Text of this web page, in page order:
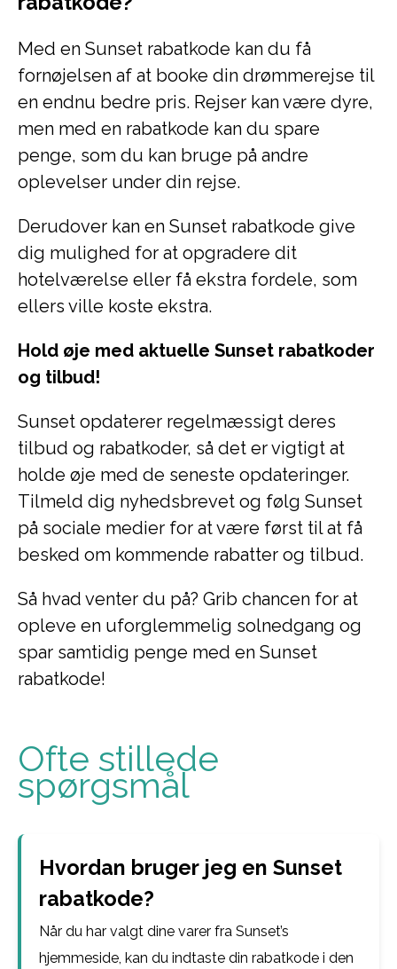
Med en Sunset rabatkode kan du få
fornøjelsen af at booke din drømmerejse til
en endnu bedre pris. Rejser kan være dyre,
men med en rabatkode kan du spare
penge, som du kan bruge på andre
oplevelser under din rejse.
Derudover kan en Sunset rabatkode give
dig mulighed for at opgradere dit
hotelværelse eller få ekstra fordele, som
ellers ville koste ekstra.
Hold øje med aktuelle Sunset rabatkoder
og tilbud!
Sunset opdaterer regelmæssigt deres
tilbud og rabatkoder, så det er vigtigt at
holde øje med de seneste opdateringer.
Tilmeld dig nyhedsbrevet og følg Sunset
på sociale medier for at være først til at få
besked om kommende rabatter og tilbud.
Så hvad venter du på? Grib chancen for at
opleve en uforglemmelig solnedgang og
spar samtidig penge med en Sunset
rabatkode!
Ofte stillede
spørgsmål
Hvordan bruger jeg en Sunset
rabatkode?
Når du har valgt dine varer fra Sunset’s
hjemmeside, kan du indtaste din rabatkode i den